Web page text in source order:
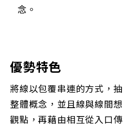
念。
優勢特色
將線以包覆串連的方式，
整體概念，並且線與線間
觀點，再藉由相互從入口